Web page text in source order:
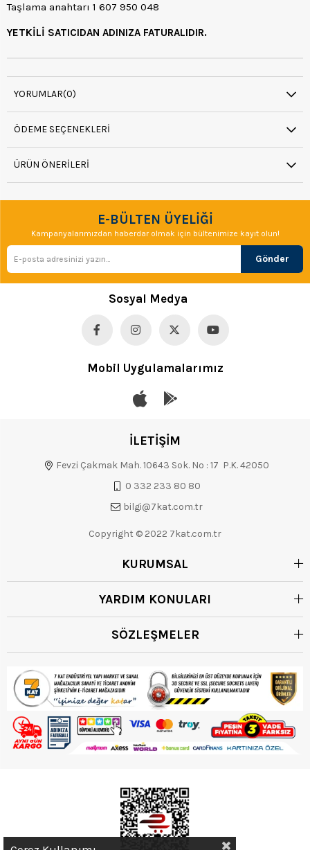
Taşlama anahtarı 1 607 950 048
YETKİLİ SATICIDAN ADINIZA FATURALIDIR.
YORUMLAR(0)
ÖDEME SEÇENEKLERI
ÜRÜN ÖNERILERI
E-BÜLTEN ÜYELİĞİ
Kampanyalarımızdan haberdar olmak için bültenimize kayıt olun!
Gönder
Sosyal Medya
Mobil Uygulamalarımız
İLETİŞİM
Fevzi Çakmak Mah. 10643 Sok. No : 17 P.K. 42050
0 332 233 80 80
bilgi@7kat.com.tr
Copyright © 2022 7kat.com.tr
KURUMSAL
YARDIM KONULARI
SÖZLEŞMELER